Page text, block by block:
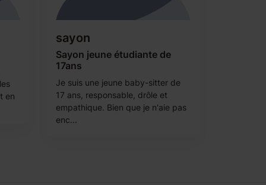
en
sayon
Sayon jeune étudiante de
17ans
Je suis une jeune baby-sitter de
17 ans, responsable, drôle et
empathique. Bien que je n'aie pas
enc...